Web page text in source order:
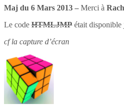
Maj du 6 Mars 2013 – Merci à
Le code HTMLJMP était disponible
cf la capture d’écran